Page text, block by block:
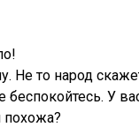
Не то народ
У
похожа?